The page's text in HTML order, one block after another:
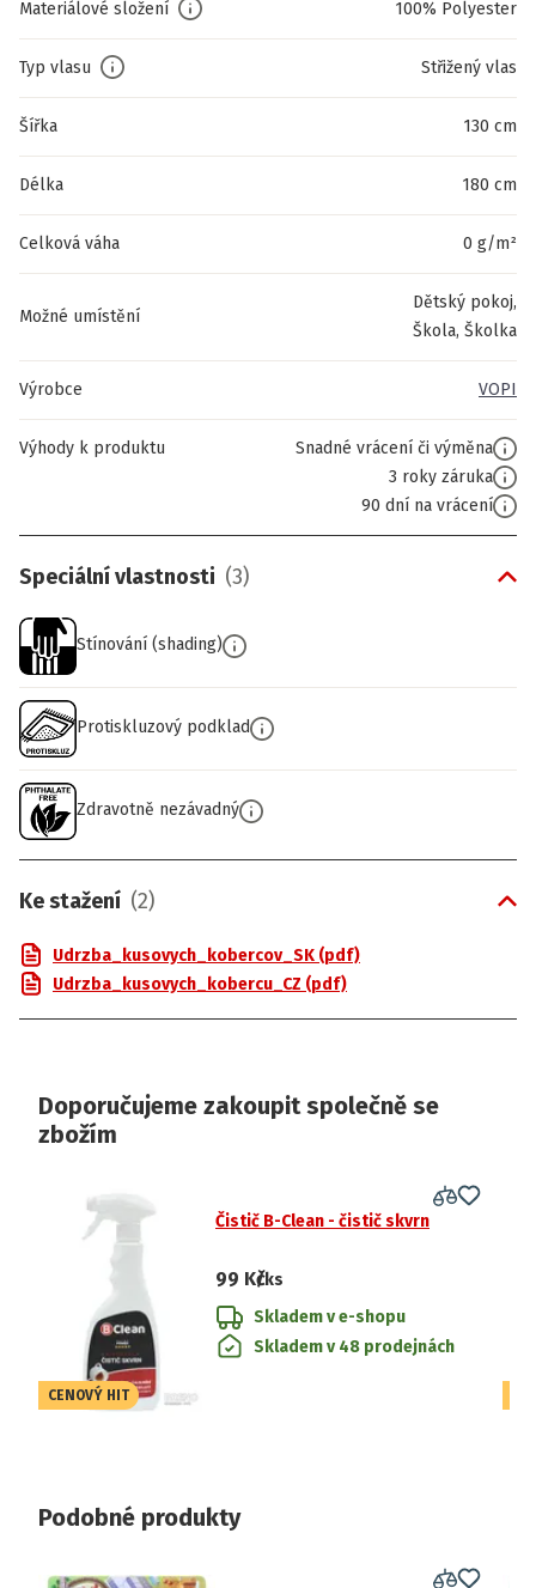
Materiálové složení 100% Polyester
Typ vlasu Střižený vlas
Šířka 130 cm
Délka 180 cm
Celková váha 0 g/m²
Možné umístění
Dětský pokoj,
Škola, Školka
Výrobce VOPI
Výhody k produktu
Snadné vrácení či výměna
3 roky záruka
90 dní na vrácení
Speciální vlastnosti (3)
Stínování (shading)
Protiskluzový podklad
Zdravotně nezávadný
Ke stažení (2)
Udrzba_kusovych_kobercov_SK (pdf)
Udrzba_kusovych_kobercu_CZ (pdf)
Doporučujeme zakoupit společně se
zbožím
CENOVÝ HIT
Čistič B-Clean - čistič skvrn
99 Kč/ks
Skladem v e-shopu
Skladem v 48 prodejnách
Podobné produkty